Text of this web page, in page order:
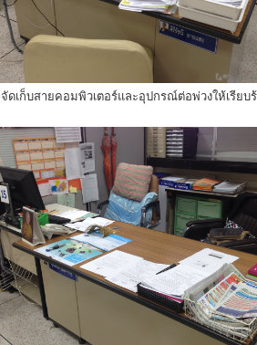
จัดเก็บสายคอมพิวเตอร์และอุปกรณ์ต่อพ่วงให้เรียบ